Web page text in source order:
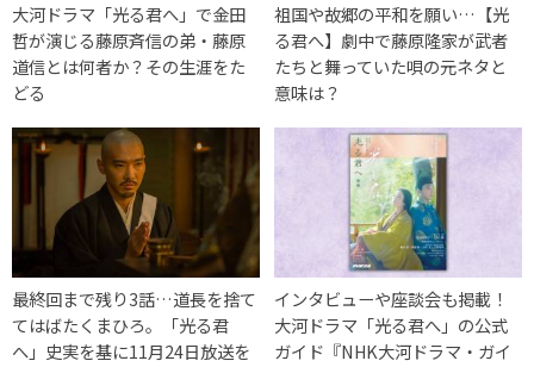
大河ドラマ「光る君へ」で金田
哲が演じる藤原斉信の弟・藤原
道信とは何者か？その生涯をた
どる
祖国や故郷の平和を願い…【光
る君へ】劇中で藤原隆家が武者
たちと舞っていた唄の元ネタと
意味は？
最終回まで残り3話…道長を捨て
てはばたくまひろ。「光る君
へ」史実を基に11月24日放送を
インタビューや座談会も掲載！
大河ドラマ「光る君へ」の公式
ガイド『NHK大河ドラマ・ガイ